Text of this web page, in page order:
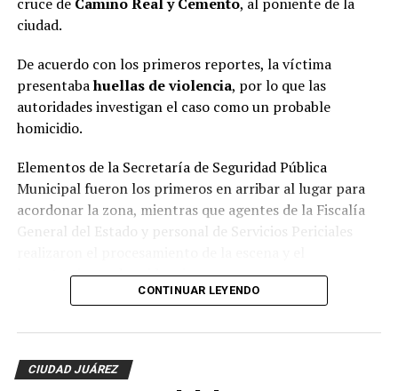
ciudad.
De acuerdo con los primeros reportes, la víctima
presentabahuellas de violencia, por lo que las
autoridades investigan el caso como un probable
homicidio.
Elementos de la Secretaría de Seguridad Pública
Municipal fueron los primeros en arribar al lugar para
acordonar la zona, mientras que agentes de la Fiscalía
General del Estado y personal de Servicios Periciales
levantamiento de evidencias.
revelada y las autoridades continúan con las
investigaciones para esclarecer el móvil del crimen y dar
con los responsables.
CONTINUAR LEYENDO
CIUDAD JUÁREZ